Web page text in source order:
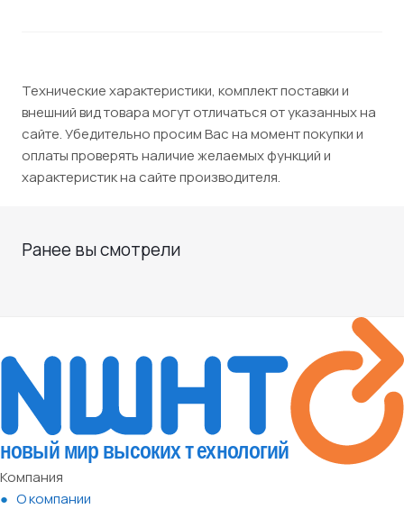
Технические характеристики, комплект поставки и
внешний вид товара могут отличаться от указанных на
сайте. Убедительно просим Вас на момент покупки и
оплаты проверять наличие желаемых функций и
характеристик на сайте производителя.
Ранее вы смотрели
Компания
О компании